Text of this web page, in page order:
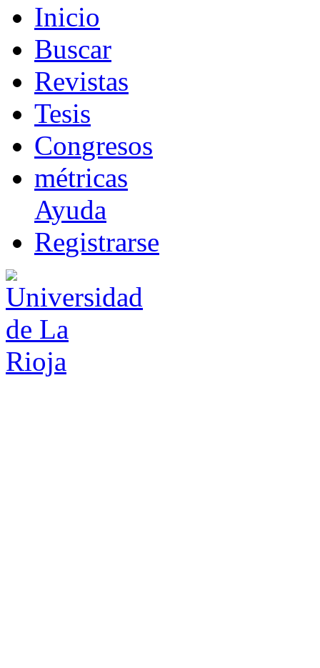
Inicio
Buscar
Revistas
Tesis
Congresos
métricas
Ayuda
Registrarse